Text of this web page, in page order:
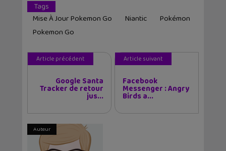
Tags
Mise À Jour Pokemon Go
Niantic
Pokémon
Pokemon Go
Article précédent
Google Santa
Tracker de retour
jus...
Article suivant
Facebook
Messenger : Angry
Birds a...
Auteur